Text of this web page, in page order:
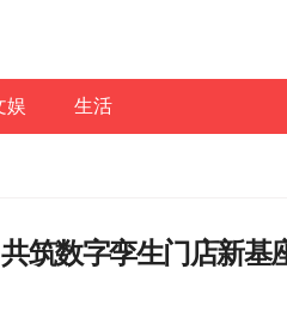
娱 生活
筑数字孪生门店新基